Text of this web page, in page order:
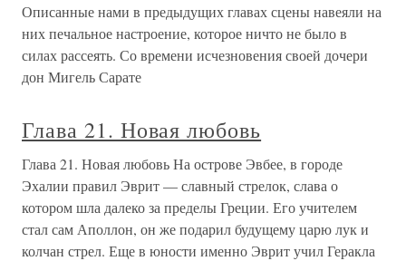
Описанные нами в предыдущих главах сцены навеяли на
них печальное настроение, которое ничто не было в
силах рассеять. Со времени исчезновения своей дочери
дон Мигель Сарате
Глава 21. Новая любовь
Глава 21. Новая любовь На острове Эвбее, в городе
Эхалии правил Эврит — славный стрелок, слава о
котором шла далеко за пределы Греции. Его учителем
стал сам Аполлон, он же подарил будущему царю лук и
колчан стрел. Еще в юности именно Эврит учил Геракла